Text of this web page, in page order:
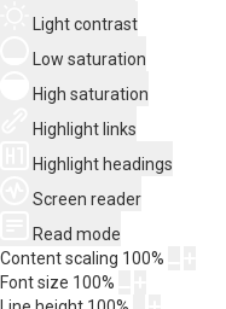
Light contrast
Low saturation
High saturation
Highlight links
Highlight headings
Screen reader
Read mode
Content scaling 100%
Font size 100%